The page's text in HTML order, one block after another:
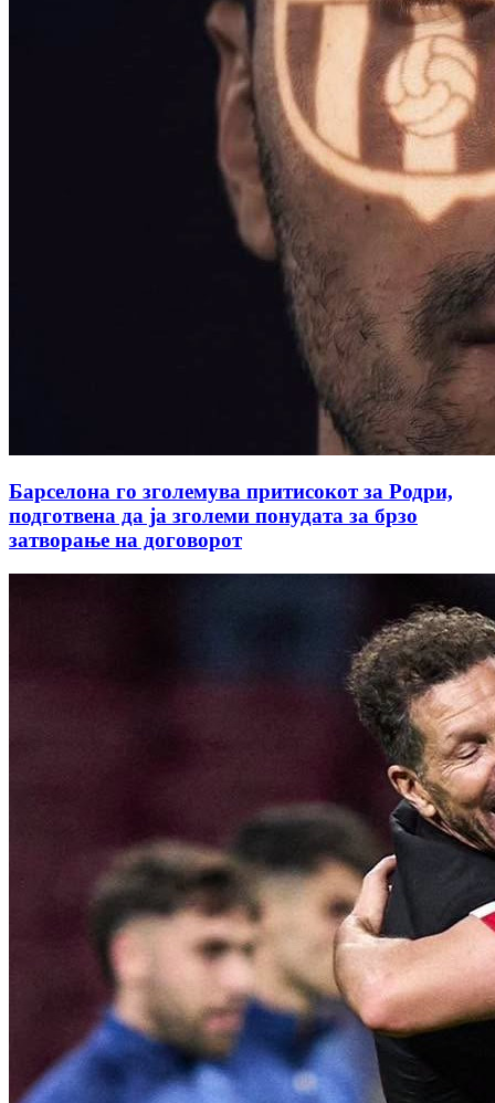
Барселона го зголемува притисокот за Родри,
подготвена да ја зголеми понудата за брзо
затворање на договорот